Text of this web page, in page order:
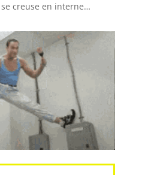
creuse en interne…